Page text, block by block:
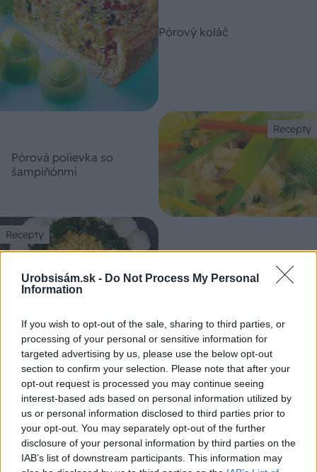
Urobsisám.sk - Do Not Process My Personal
Information
If you wish to opt-out of the sale, sharing to third parties, or
processing of your personal or sensitive information for
targeted advertising by us, please use the below opt-out
section to confirm your selection. Please note that after your
opt-out request is processed you may continue seeing
interest-based ads based on personal information utilized by
us or personal information disclosed to third parties prior to
your opt-out. You may separately opt-out of the further
disclosure of your personal information by third parties on the
IAB’s list of downstream participants. This information may
Pórový koláč
Recepty
Pórová polievka so
šampiňónmi
Recepty
Zapečený Camembert